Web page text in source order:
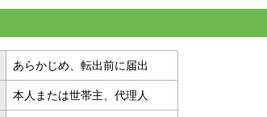
あらかじめ、転出前に届出
本人または世帯主、代理人